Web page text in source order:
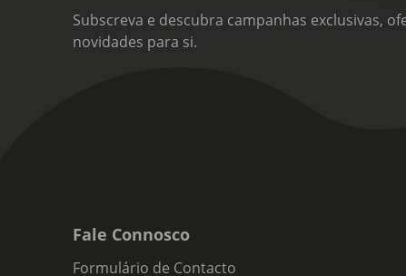
Subscreva e descubra campanhas exclusivas,
novidades para si.
Fale Connosco
Formulário de Contacto